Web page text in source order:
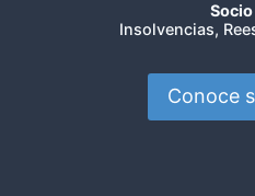
Insolvencias,
Conoce